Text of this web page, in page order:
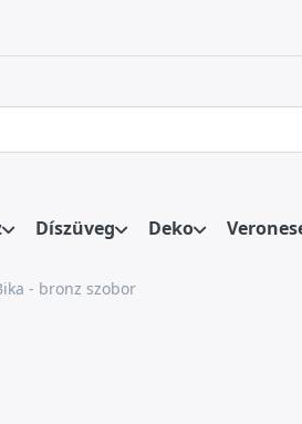
Az első találatok
Díszüveg Deko
- bronz szobor